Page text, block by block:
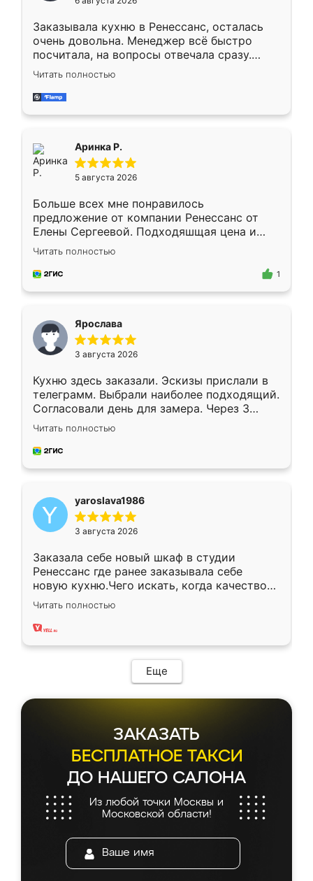
мебели буду заказывать только здесь.
Заказывала кухню в Ренессанс, осталась
очень довольна. Менеджер всё быстро
посчитала, на вопросы отвечала сразу.
Замерщик приехал в субботу, подошёл к
делу со всей ответственностью. Собрали
за день, ребята работали аккуратно, даже
Читать полностью
Аринка Р.
5 августа 2026
Больше всех мне понравилось
предложение от компании Ренессанс от
Елены Сергеевой. Подходяшщая цена и
короткие сроки изготовления. Приехавший
для замера сотрудник Владислав
предложил по моему эскизу самый
Читать полностью
1
Ярослава
3 августа 2026
Кухню здесь заказали. Эскизы прислали в
телеграмм. Выбрали наиболее подходящий.
Согласовали день для замера. Через 3
недели кухня была уже готова. Остались
довольны работой. Спасибо Ренессанс
мебель за качественную работу!
Читать полностью
yaroslava1986
3 августа 2026
Заказала себе новый шкаф в студии
Ренессанс где ранее заказывала себе
новую кухню.Чего искать, когда качеством
вполне довольна. Служит кухня уже почти
два года, нареканий нет.
Читать полностью
Еще
ЗАКАЗАТЬ
БЕСПЛАТНОЕ ТАКСИ
ДО НАШЕГО САЛОНА
Из любой точки Москвы и
Московской области!